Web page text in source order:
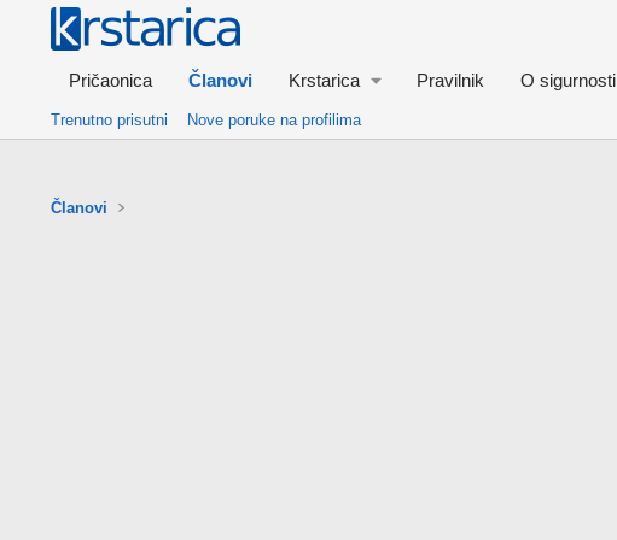
Pričaonica Članovi Krstarica Pravilnik O sigurnosti
Trenutno prisutni Nove poruke na profilima
Članovi